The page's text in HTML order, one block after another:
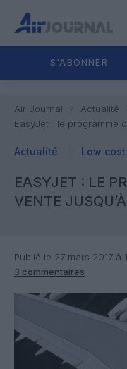
S'ABONNER
Air Journal
Actualité
EasyJet : le programme
Actualité Low cost
EASYJET : LE
VENTE
Publié le 27 mars 2017 à
3 commentaires